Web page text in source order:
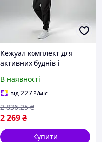
Кежуал комплект для
активних буднів і
кольору з плащової
тканини Slavni Porto
стильний і легкий
В наявності
від227₴/міс
2 269₴
2 836.25 ₴
Купити